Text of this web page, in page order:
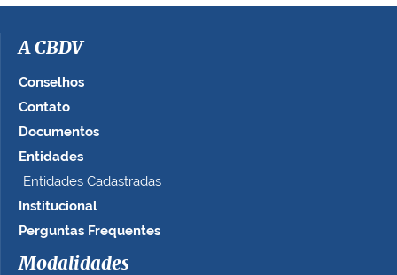
i
a
e
o
t
a
n
o
A CBDV
Conselhos
Contato
Documentos
Entidades
Entidades Cadastradas
Institucional
Perguntas Frequentes
Modalidades